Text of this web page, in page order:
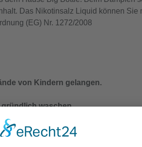
Das Nikotinsalz Liquid können
(EG) Nr. 1272/2008
von Kindern gelangen.
waschen.
essen, trinken oder rauchen.